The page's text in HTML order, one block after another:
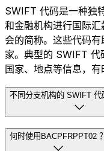
SWIFT 代码是一种独
和金融机构进行国际
会的简称。这些代码
家。典型的 SWIFT 代
国家、地点等信息，有
不同分支机构的 SWIFT 代
何时使用BACPFRPPT02 ？